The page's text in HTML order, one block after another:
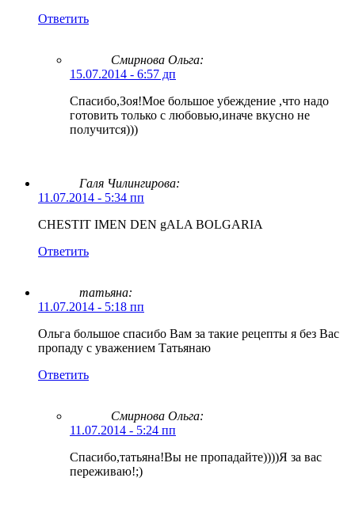
Ответить
Смирнова Ольга:
15.07.2014 - 6:57 дп
Спасибо,Зоя!Мое большое убеждение ,что надо
готовить только с любовью,иначе вкусно не
получится)))
Галя Чилингирова:
11.07.2014 - 5:34 пп
CHESTIT IMEN DEN gALA BOLGARIA
Ответить
татьяна:
11.07.2014 - 5:18 пп
Ольга большое спасибо Вам за такие рецепты я без Вас
пропаду с уважением Татьянаю
Ответить
Смирнова Ольга:
11.07.2014 - 5:24 пп
Спасибо,татьяна!Вы не пропадайте))))Я за вас
переживаю!;)